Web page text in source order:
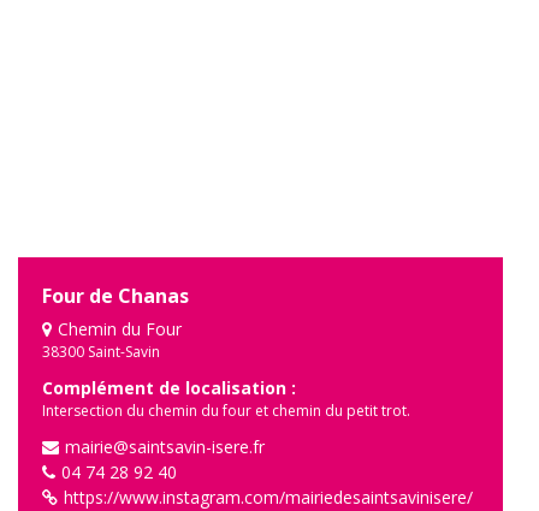
Four de Chanas
Chemin du Four
38300 Saint-Savin
Complément de localisation :
Intersection du chemin du four et chemin du petit trot.
mairie@saintsavin-isere.fr
04 74 28 92 40
https://www.instagram.com/mairiedesaintsavinisere/